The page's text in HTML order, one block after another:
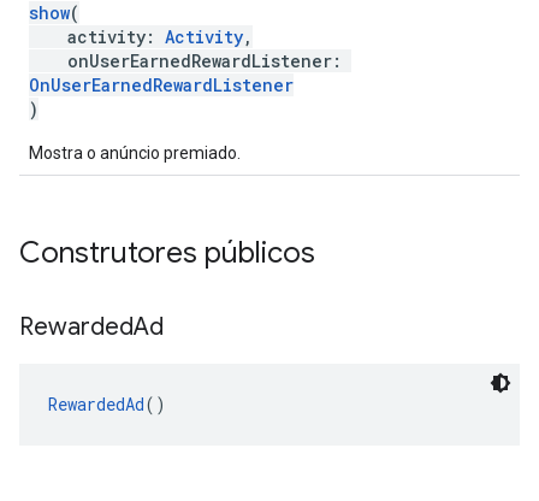
show(
activity: Activity,
onUserEarnedRewardListener:
OnUserEarnedRewardListener
)
Mostra o anúncio premiado.
Construtores públicos
RewardedAd
RewardedAd()